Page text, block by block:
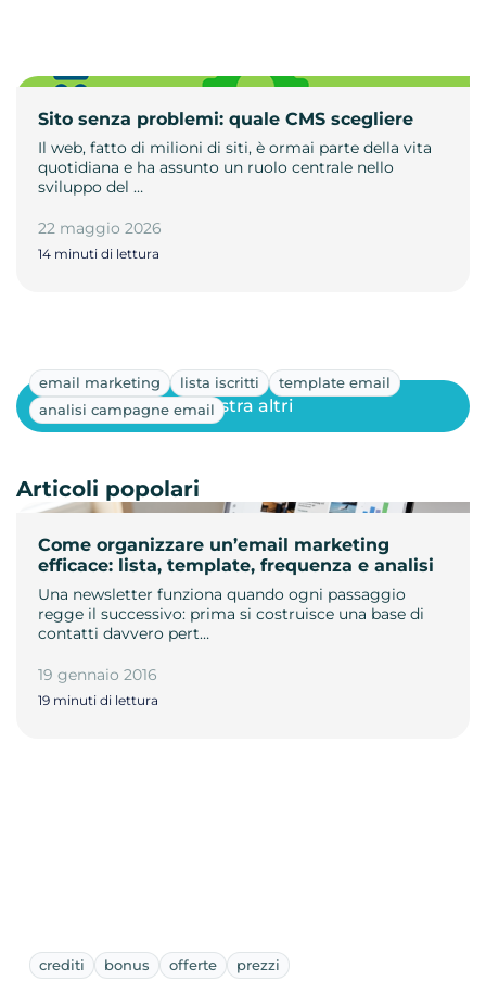
Sito senza problemi: quale CMS scegliere
Il web, fatto di milioni di siti, è ormai parte della vita
quotidiana e ha assunto un ruolo centrale nello
sviluppo del …
22 maggio 2026
14 minuti di lettura
email marketing lista iscritti
template email
analisi campagne email
Come organizzare un’email marketing
efficace: lista, template, frequenza e analisi
Una newsletter funziona quando ogni passaggio
regge il successivo: prima si costruisce una base di
contatti davvero pert…
19 gennaio 2016
19 minuti di lettura
Mostra altri
Articoli popolari
crediti bonus offerte prezzi